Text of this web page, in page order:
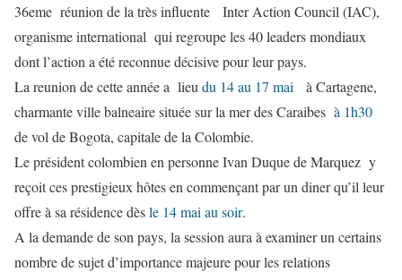
36eme réunion de la très influente Inter Action Council (IAC),
organisme international qui regroupe les 40 leaders mondiaux
dont l’action a été reconnue décisive pour leur pays.
La reunion de cette année a lieu du 14 au 17 mai à Cartagene,
charmante ville balneaire située sur la mer des Caraibes à 1h30
de vol de Bogota, capitale de la Colombie.
Le président colombien en personne Ivan Duque de Marquez y
reçoit ces prestigieux hôtes en commençant par un diner qu’il leur
offre à sa résidence dèsle 14 mai au soir.
A la demande de son pays, la session aura à examiner un certains
nombre de sujet d’importance majeure pour les relations